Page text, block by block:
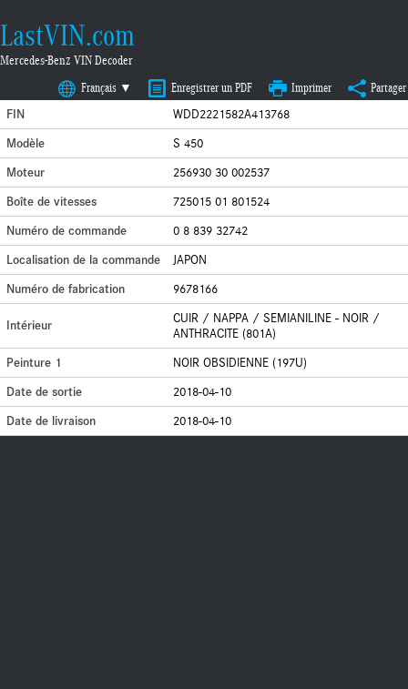
LastVIN.com
Mercedes-Benz VIN Decoder
Français ▼ Enregistrer un PDF Imprimer Partager
FIN
WDD2221582A413768
Modèle
S 450
Moteur
256930 30 002537
Boîte de vitesses
725015 01 801524
Numéro de commande
0 8 839 32742
Localisation de la commande
JAPON
Numéro de fabrication
9678166
Intérieur
CUIR / NAPPA / SEMIANILINE - NOIR /
ANTHRACITE (801A)
Peinture 1
NOIR OBSIDIENNE (197U)
Date de sortie
2018-04-10
Date de livraison
2018-04-10